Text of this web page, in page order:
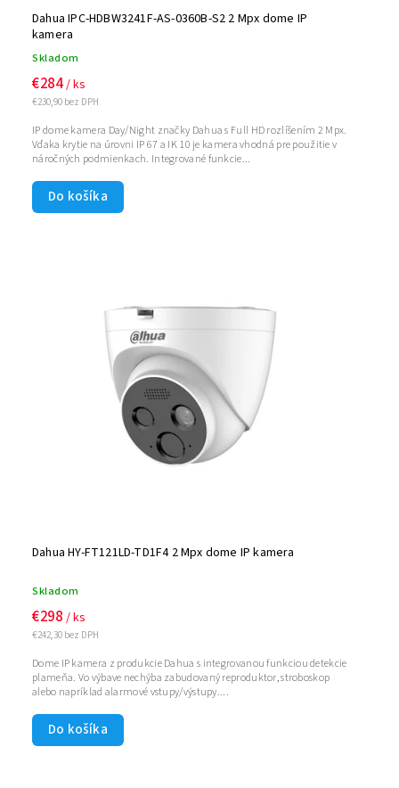
Dahua IPC-HDBW3241F-AS-0360B-S2 2 Mpx dome IP
kamera
Skladom
€230,90 bez DPH
€284/ ks
Do košíka
IP dome kamera Day/Night značky Dahua s Full HD rozlíšením 2 Mpx.
Vďaka krytie na úrovni IP 67 a IK 10 je kamera vhodná pre použitie v
náročných podmienkach. Integrované funkcie...
Dahua HY-FT121LD-TD1F4 2 Mpx dome IP kamera
Skladom
€242,30 bez DPH
€298 / ks
Do košíka
Dome IP kamera z produkcie Dahua s integrovanou funkciou detekcie
plameňa. Vo výbave nechýba zabudovaný reproduktor, stroboskop
alebo napríklad alarmové vstupy/výstupy....